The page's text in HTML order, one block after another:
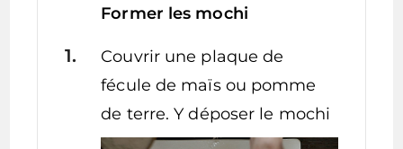
Former les mochi
Couvrir une plaque de
fécule de maïs ou pomme
de terre. Y déposer le mochi